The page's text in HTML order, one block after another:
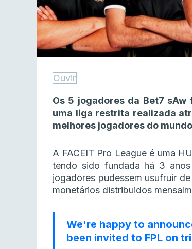
Ouvir
Os 5 jogadores da Bet7 sAw
uma liga restrita realizada
melhores jogadores do
A FACEIT Pro League é uma
tendo sido fundada há 3
jogadores pudessem usufruir
monetários distribuidos
We're happy to
been invited to FPL on